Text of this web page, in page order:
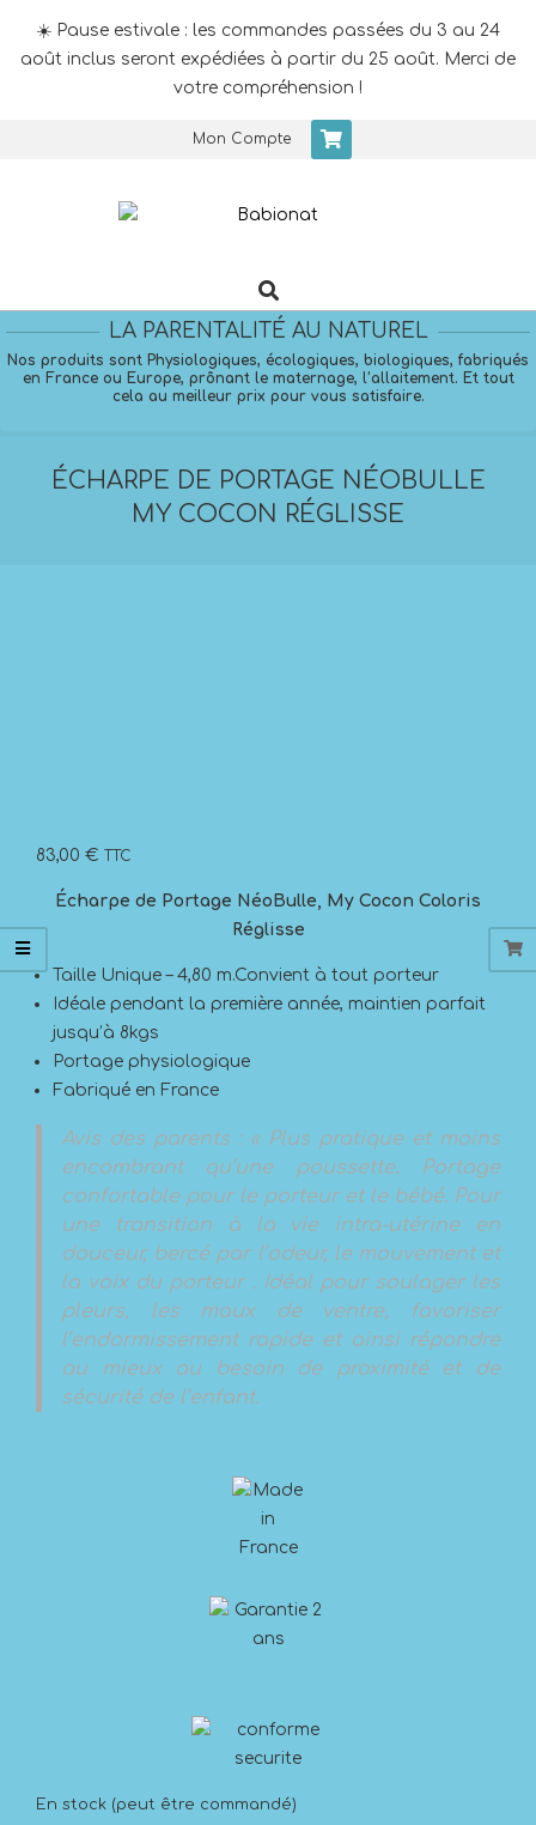
☀️ Pause estivale : les commandes passées du 3 au 24
août inclus seront expédiées à partir du 25 août. Merci de
votre compréhension !
Mon Compte
Navigation
Search
LA PARENTALITÉ AU NATUREL
Nos produits sont Physiologiques, écologiques, biologiques, fabriqués
en France ou Europe, prônant le maternage, l’allaitement. Et tout
cela au meilleur prix pour vous satisfaire.
ÉCHARPE DE PORTAGE NÉOBULLE
MY COCON RÉGLISSE
83,00 € TTC
Écharpe de Portage NéoBulle, My Cocon Coloris
Réglisse
Taille Unique – 4,80 m.Convient à tout porteur
Idéale pendant la première année, maintien parfait
jusqu’à 8kgs
Portage physiologique
Fabriqué en France
Avis des parents : « Plus pratique et moins
encombrant qu’une poussette.
Portage
confortable pour le porteur et le bébé. Pour
une transition à la vie intra-utérine en
douceur, bercé par l’odeur, le mouvement et
la voix du porteur . Idéal pour soulager les
pleurs, les maux de ventre, favoriser
l’endormissement rapide et ainsi répondre
au mieux au besoin de proximité et de
sécurité de l’enfant.
En stock (peut être commandé)